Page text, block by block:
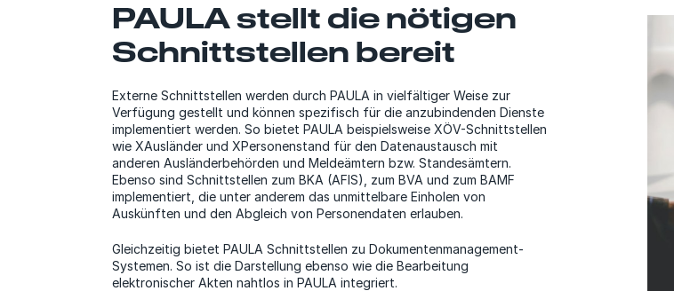
PAULA stellt die nötigen
Schnittstellen bereit
Externe Schnittstellen werden durch PAULA in vielfältiger Weise zur
Verfügung gestellt und können spezifisch für die anzubindenden Dienste
implementiert werden. So bietet PAULA beispielsweise XÖV-Schnittstellen
wie XAusländer und XPersonenstand für den Datenaustausch mit
anderen Ausländerbehörden und Meldeämtern bzw. Standesämtern.
Ebenso sind Schnittstellen zum BKA (AFIS), zum BVA und zum BAMF
implementiert, die unter anderem das unmittelbare Einholen von
Auskünften und den Abgleich von Personendaten erlauben.
Gleichzeitig bietet PAULA Schnittstellen zu Dokumentenmanagement-
Systemen. So ist die Darstellung ebenso wie die Bearbeitung
elektronischer Akten nahtlos in PAULA integriert.